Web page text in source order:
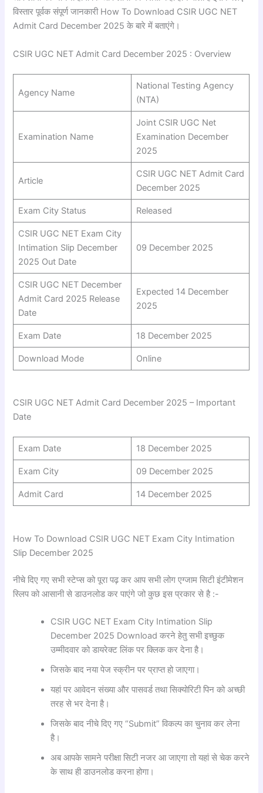
विस्तार पूर्वक संपूर्ण जानकारी How To Download CSIR UGC NET
Admit Card December 2025 के बारे में बताएंगे।
CSIR UGC NET Admit Card December 2025 : Overview
Agency Name
National Testing Agency
(NTA)
Examination Name
Joint CSIR UGC Net
Examination December
2025
Article
CSIR UGC NET Admit Card
December 2025
Exam City Status Released
CSIR UGC NET Exam City
Intimation Slip December
2025 Out Date
09 December 2025
CSIR UGC NET December
Admit Card 2025 Release
Date
Expected 14 December
2025
Exam Date 18 December 2025
Download Mode Online
CSIR UGC NET Admit Card December 2025 – Important
Date
Exam Date 18 December 2025
Exam City 09 December 2025
Admit Card 14 December 2025
How To Download CSIR UGC NET Exam City Intimation
Slip December 2025
नीचे दिए गए सभी स्टेप्स को पूरा पढ़ कर आप सभी लोग एग्जाम सिटी इंटीमेशन
स्लिप को आसानी से डाउनलोड कर पाएंगे जो कुछ इस प्रकार से है :-
CSIR UGC NET Exam City Intimation Slip
December 2025 Download करने हेतु सभी इच्छुक
उम्मीदवार को डायरेक्ट लिंक पर क्लिक कर देना है।
जिसके बाद नया पेज स्क्रीन पर प्राप्त हो जाएगा।
यहां पर आवेदन संख्या और पासवर्ड तथा सिक्योरिटी पिन को अच्छी
तरह से भर देना है।
जिसके बाद नीचे दिए गए “Submit” विकल्प का चुनाव कर लेना
है।
अब आपके सामने परीक्षा सिटी नजर आ जाएगा तो यहां से चेक करने
के साथ ही डाउनलोड करना होगा।